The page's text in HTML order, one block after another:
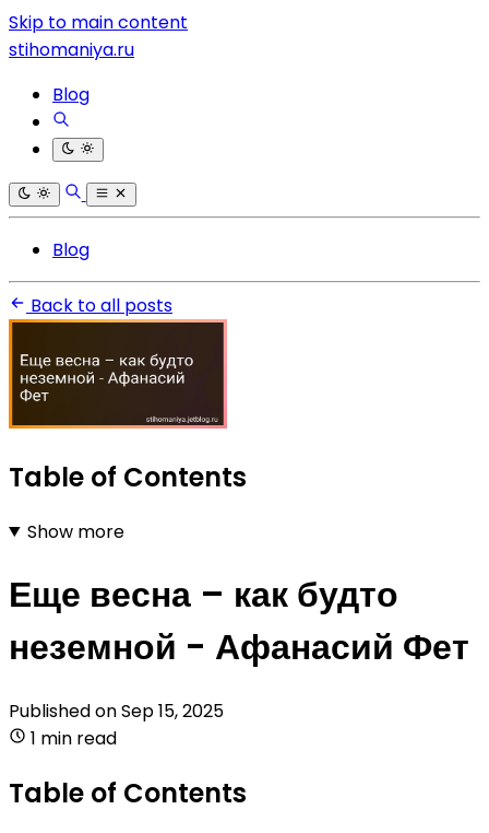
Skip to main content
stihomaniya.ru
Blog
Blog
Back to all posts
Table of Contents
Show more
Еще весна – как будто
неземной - Афанасий Фет
Published onSep 15, 2025
1 min read
Table of Contents